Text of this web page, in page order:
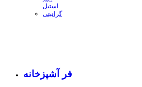
استیل
گرانیتی
فر آشپزخانه